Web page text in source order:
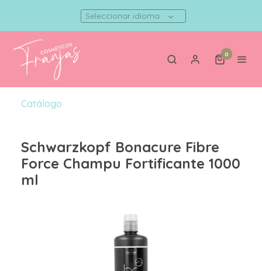
Seleccionar idioma
0
Catálogo
Schwarzkopf Bonacure Fibre
Force Champu Fortificante 1000
ml